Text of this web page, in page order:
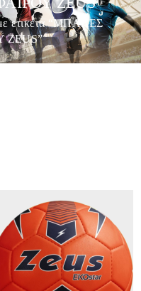
ετικέτα “ΜΠΑΛΕΣ